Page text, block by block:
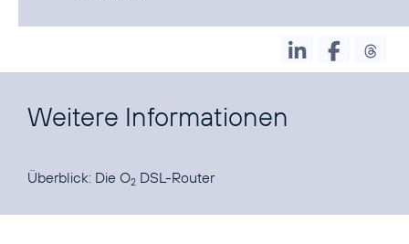
Weitere Informationen
Überblick: Die O2 DSL-Router